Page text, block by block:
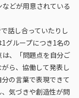
どが用意されている
話し合っていたりし
グループにつき1名の
、「問題点を自分ご
ら、協働して発表し
の言葉で表現できて
気づきや創造性が問